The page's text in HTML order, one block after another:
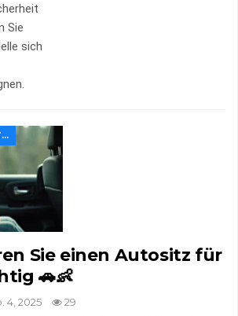
Sie
sich
👶 KINDERSICHERHEIT IM AUTO
Sie einen Autositz für
🚗👶
4, 2025 29